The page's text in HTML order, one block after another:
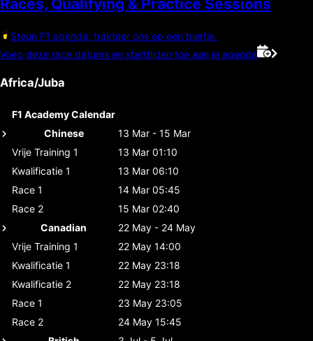
Races, Qualifying & Practice Sessions
Steun F1 agenda, trakteer ons op een biertje.
Voeg deze race datums en starttijden toe aan je agenda
Africa/Juba
F1 Academy Calendar
Chinese
13 Mar - 15 Mar
Vrije Training 1
13 Mar 01:10
Kwalificatie 1
13 Mar 06:10
Race 1
14 Mar 05:45
Race 2
15 Mar 02:40
Canadian
22 May - 24 May
Vrije Training 1
22 May 14:00
Kwalificatie 1
22 May 23:18
Kwalificatie 2
22 May 23:18
Race 1
23 May 23:05
Race 2
24 May 15:45